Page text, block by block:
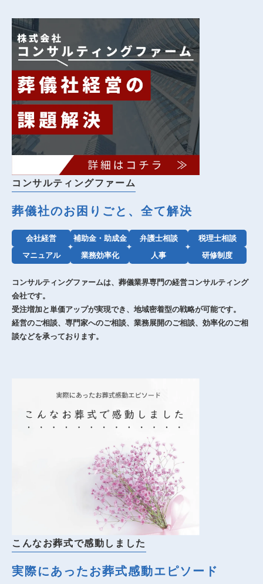
コンサルティングファーム
葬儀社のお困りごと、全て解決
会社経営 補助金・助成金 弁護士相談
税理士相談
マニュアル
業務効率化 人事 研修制度
コンサルティングファームは、葬儀業界専門の経営コンサルティング
会社です。
受注増加と単価アップが実現でき、地域密着型の戦略が可能です。
経営のご相談、専門家へのご相談、業務展開のご相談、効率化のご相
談などを承っております。
こんなお葬式で感動しました
実際にあったお葬式感動エピソード